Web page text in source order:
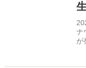
ナ
が